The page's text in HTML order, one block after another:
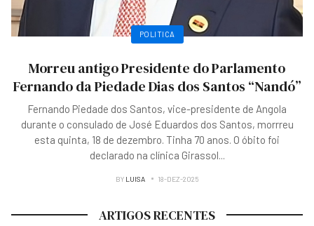
POLITICA
Morreu antigo Presidente do Parlamento
Fernando da Piedade Dias dos Santos “Nandó”
Fernando Piedade dos Santos, vice-presidente de Angola
durante o consulado de José Eduardos dos Santos, morrreu
esta quinta, 18 de dezembro. Tinha 70 anos. O óbito foi
declarado na clínica Girassol...
BY LUISA 18-DEZ-2025
ARTIGOS RECENTES